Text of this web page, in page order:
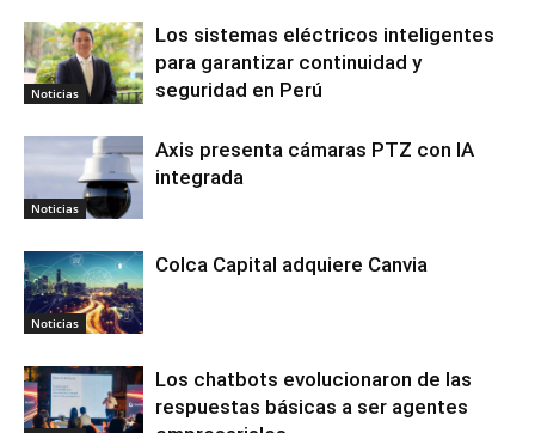
Noticias
Los sistemas eléctricos inteligentes
para garantizar continuidad y
seguridad en Perú
Noticias
Axis presenta cámaras PTZ con IA
integrada
Noticias
Colca Capital adquiere Canvia
Los chatbots evolucionaron de las
respuestas básicas a ser agentes